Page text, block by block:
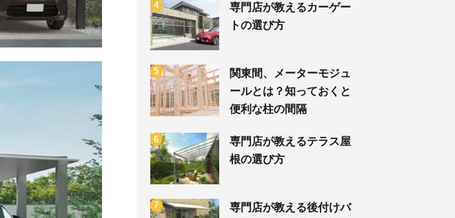
専門店が教えるカーゲー
トの選び方
関東間、メーターモジュ
ールとは？知っておくと
便利な柱の間隔
専門店が教えるテラス屋
根の選び方
専門店が教える後付けバ